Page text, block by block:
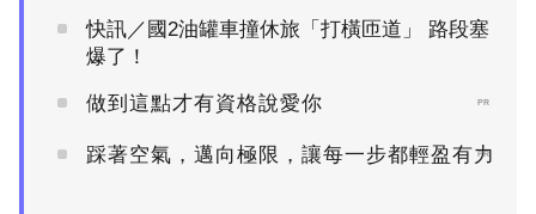
快訊／國2油罐車撞休旅「打橫匝道」 路段塞
爆了！
做到這點才有資格說愛你 PR
踩著空氣，邁向極限，讓每一步都輕盈有力
PR